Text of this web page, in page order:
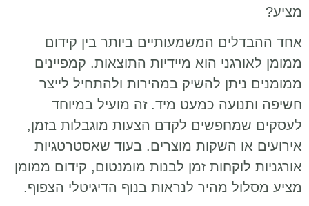
מציע?
אחד ההבדלים המשמעותיים ביותר בין קידום
ממומן לאורגני הוא מיידיות התוצאות. קמפיינים
ממומנים ניתן להשיק במהירות ולהתחיל לייצר
חשיפה ותנועה כמעט מיד. זה מועיל במיוחד
לעסקים שמחפשים לקדם הצעות מוגבלות בזמן,
אירועים או השקות מוצרים. בעוד שאסטרטגיות
אורגניות לוקחות זמן לבנות מומנטום, קידום ממומן
מציע מסלול מהיר לנראות בנוף הדיגיטלי הצפוף.